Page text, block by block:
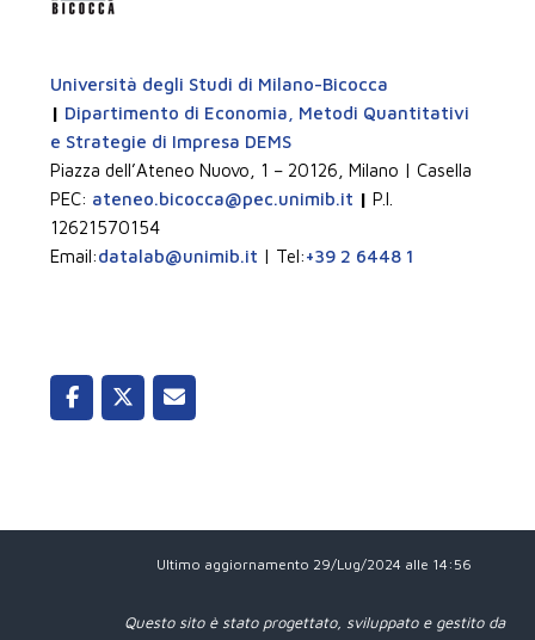
Università degli Studi di Milano-Bicocca
| Dipartimento di Economia, Metodi Quantitativi
e Strategie di Impresa DEMS
Piazza dell’Ateneo Nuovo, 1 – 20126, Milano | Casella
PEC: ateneo.bicocca@pec.unimib.it |P.I.
12621570154
Email:datalab@unimib.it | Tel:+39 2 6448 1
Ultimo aggiornamento 29/Lug/2024 alle 14:56
Questo sito è stato progettato, sviluppato e gestito da